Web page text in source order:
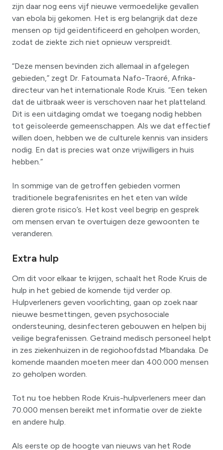
zijn daar nog eens vijf nieuwe vermoedelijke gevallen
van ebola bij gekomen. Het is erg belangrijk dat deze
mensen op tijd geïdentificeerd en geholpen worden,
zodat de ziekte zich niet opnieuw verspreidt.
“Deze mensen bevinden zich allemaal in afgelegen
gebieden,” zegt Dr. Fatoumata Nafo-Traoré, Afrika-
directeur van het internationale Rode Kruis. “Een teken
dat de uitbraak weer is verschoven naar het platteland.
Dit is een uitdaging omdat we toegang nodig hebben
tot geïsoleerde gemeenschappen. Als we dat effectief
willen doen, hebben we de culturele kennis van insiders
nodig. En dat is precies wat onze vrijwilligers in huis
hebben.”
In sommige van de getroffen gebieden vormen
traditionele begrafenisrites en het eten van wilde
dieren grote risico’s. Het kost veel begrip en gesprek
om mensen ervan te overtuigen deze gewoonten te
veranderen.
Extra hulp
Om dit voor elkaar te krijgen, schaalt het Rode Kruis de
hulp in het gebied de komende tijd verder op.
Hulpverleners geven voorlichting, gaan op zoek naar
nieuwe besmettingen, geven psychosociale
ondersteuning, desinfecteren gebouwen en helpen bij
veilige begrafenissen. Getraind medisch personeel helpt
in zes ziekenhuizen in de regiohoofdstad Mbandaka. De
komende maanden moeten meer dan 400.000 mensen
zo geholpen worden.
Tot nu toe hebben Rode Kruis-hulpverleners meer dan
70.000 mensen bereikt met informatie over de ziekte
en andere hulp.
Als eerste op de hoogte van nieuws van het Rode